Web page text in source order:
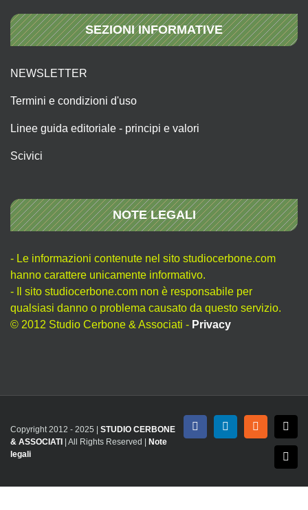
SEZIONI INFORMATIVE
NEWSLETTER
Termini e condizioni d'uso
Linee guida editoriale - principi e valori
Scivici
NOTE LEGALI
- Le informazioni contenute nel sito studiocerbone.com
hanno carattere unicamente informativo.
- Il sito studiocerbone.com non è responsabile per
qualsiasi danno o problema causato da questo servizio.
© 2012 Studio Cerbone & Associati - Privacy
Copyright 2012 - 2025 | STUDIO CERBONE
& ASSOCIATI | All Rights Reserved | Note
legali
FacebookLinkedInRss X